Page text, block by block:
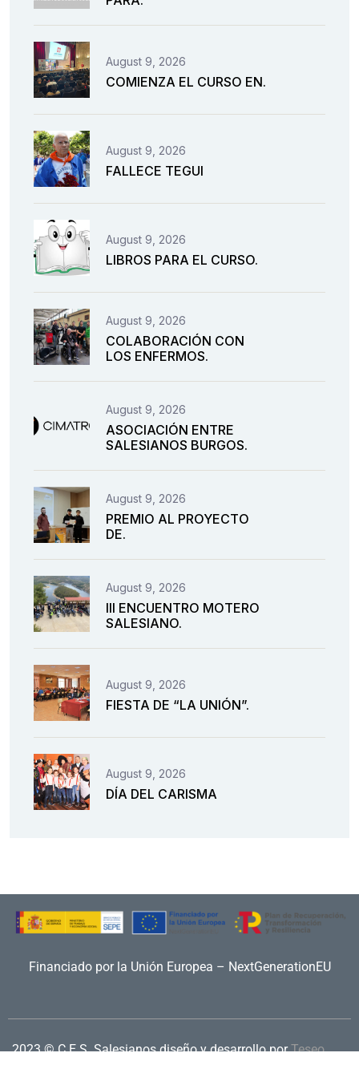
August 9, 2026
COMIENZA EL CURSO EN.
August 9, 2026
FALLECE TEGUI
August 9, 2026
LIBROS PARA EL CURSO.
August 9, 2026
COLABORACIÓN CON
LOS ENFERMOS.
August 9, 2026
ASOCIACIÓN ENTRE
SALESIANOS BURGOS.
August 9, 2026
PREMIO AL PROYECTO
DE.
August 9, 2026
III ENCUENTRO MOTERO
SALESIANO.
August 9, 2026
FIESTA DE “LA UNIÓN”.
August 9, 2026
DÍA DEL CARISMA
Financiado por la Unión Europea – NextGenerationEU
2023 © C.E.S. Salesianosdiseño y desarrollo por Teseo